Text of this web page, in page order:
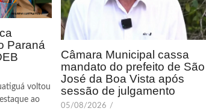
Paraná
voltou
ao
Câmara Municipal cassa
mandato do prefeito de São
José da Boa Vista após
sessão de julgamento
05/08/2026 /